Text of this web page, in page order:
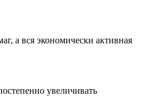
а вся экономически активная
увеличивать